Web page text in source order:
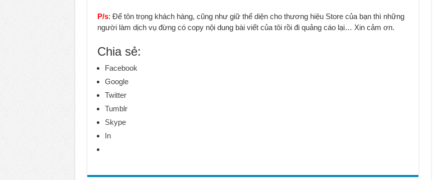
P/s: Để tôn trọng khách hàng, cũng như giữ thể diện cho thương hiệu Store của bạn thì những
người làm dịch vụ đừng có copy nội dung bài viết của tôi rồi đi quảng cáo lại… Xin cảm ơn.
Chia sẻ:
Facebook
Google
Twitter
Tumblr
Skype
In